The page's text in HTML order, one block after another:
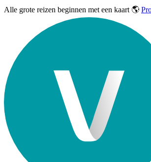
Alle grote reizen beginnen met een kaart 🌎